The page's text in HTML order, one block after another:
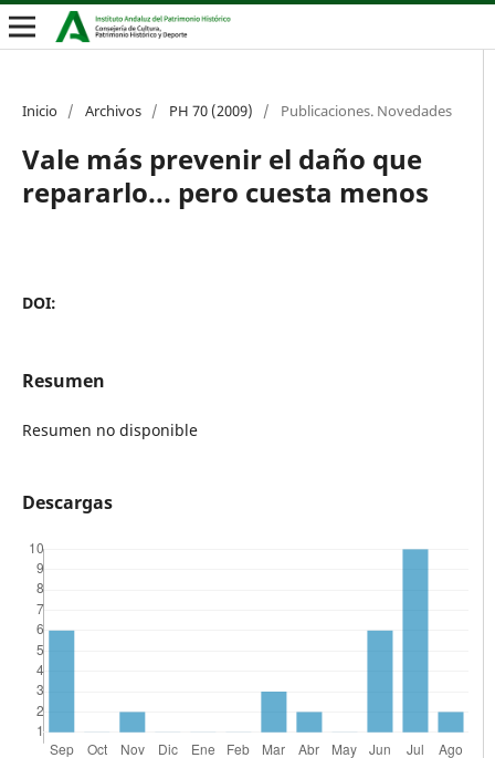
Inicio / Archivos / PH 70 (2009) / Publicaciones. Novedades
Vale más prevenir el daño que
repararlo... pero cuesta menos
DOI:
Resumen
Resumen no disponible
Descargas